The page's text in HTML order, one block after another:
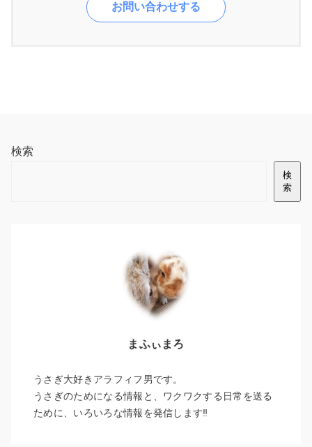
お問い合わせする
検索
検
索
まふぃまろ
うさぎ大好きアラフィフ男です。
うさぎのためになる情報と、ワクワクする日常を送る
ために、いろいろな情報を発信します‼